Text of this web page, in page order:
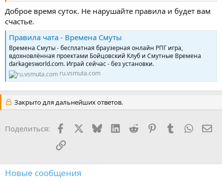
Доброе время суток. Не нарушайте правила и будет вам
счастье.
Правила чата - Времена Смуты
Времена Смуты - бесплатная браузерная онлайн РПГ игра,
вдохновлённая проектами Бойцовский Клуб и Смутные Времена
darkagesworld.com. Играй сейчас - без установки.
ru.vsmuta.com
Закрыто для дальнейших ответов.
Поделиться: Facebook BlueskyLinkedIn
Reddit PinterestTumblr
Ссылка
Новые сообщения